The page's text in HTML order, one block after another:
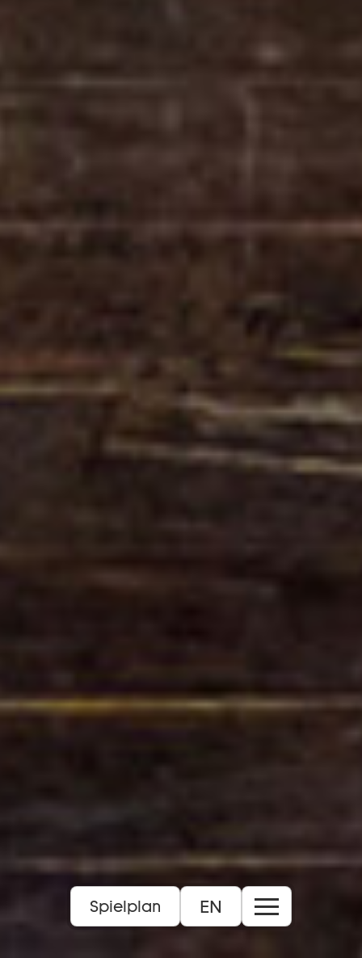
Spielplan EN